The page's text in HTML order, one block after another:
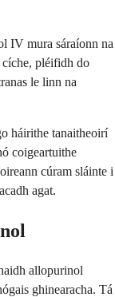
IV mura sáraíonn na
cíche, pléifidh do
le linn na
háirithe tanaitheoirí
coigeartuithe
cúram sláinte i
agat.
allopurinol
ghinearacha. Tá